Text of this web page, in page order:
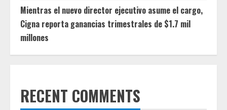
Mientras el nuevo director ejecutivo asume el cargo,
Cigna reporta ganancias trimestrales de $1.7 mil
millones
RECENT COMMENTS